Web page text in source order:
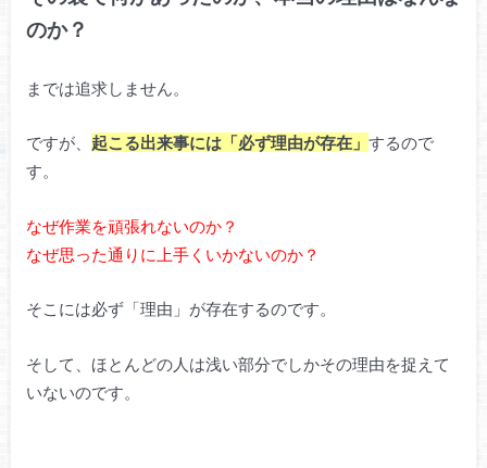
のか？
までは追求しません。
ですが、 起こる出来事には「必ず理由が存在」 するので
す。
なぜ作業を頑張れないのか？
なぜ思った通りに上手くいかないのか？
そこには必ず「理由」が存在するのです。
そして、ほとんどの人は浅い部分でしかその理由を捉えて
いないのです。